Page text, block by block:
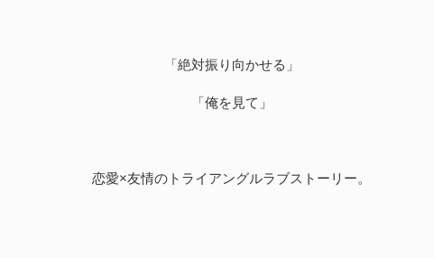
「絶対振り向かせる」
「俺を見て」
恋愛×友情のトライアングルラブストーリー。